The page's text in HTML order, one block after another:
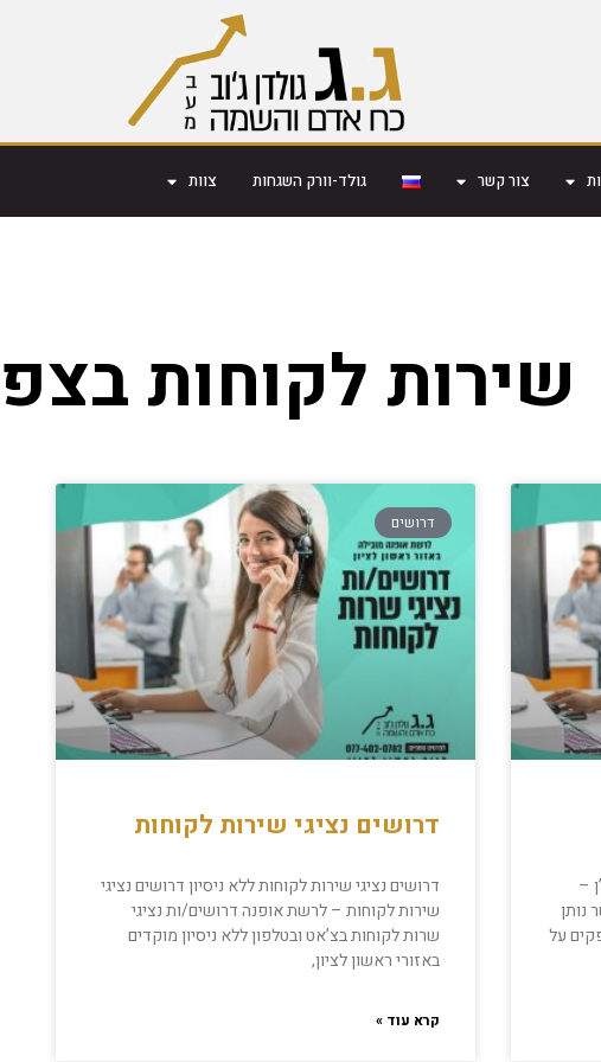
צור קשר גולד-וורק השגחות צוות
שירות לקוחות
–
נותן
על
דרושים
דרושים נציגי שירות לקוחות
דרושים נציגי שירות לקוחות ללא ניסיון דרושים נציגי
שירות לקוחות – לרשת אופנה דרושים/ות נציגי
שרות לקוחות בצ’אט ובטלפון ללא ניסיון מוקדים
באזורי ראשון לציון,
קרא עוד »